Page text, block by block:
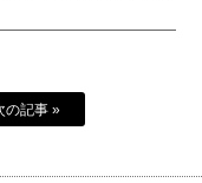
の記事 »